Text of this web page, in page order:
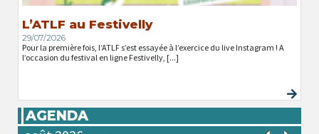
L’ATLF au Festivelly
29/07/2026
Pour la première fois, l’ATLF s’est essayée à l’exercice du live Instagram ! A
l’occasion du festival en ligne Festivelly, [...]
AGENDA